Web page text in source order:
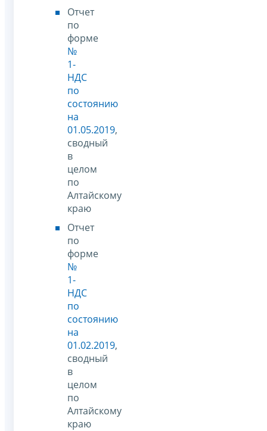
Отчет
по
форме
№
1-
НДС
по
состоянию
на
01.05.2019,
сводный
в
целом
по
Алтайскому
краю
Отчет
по
форме
№
1-
НДС
по
состоянию
на
01.02.2019,
сводный
в
целом
по
Алтайскому
краю